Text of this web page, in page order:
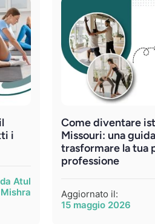
i
Atul
Mishra
Come diventare
Missouri: una
trasformare la tua
professione
Aggiornato il:
15 maggio 2026